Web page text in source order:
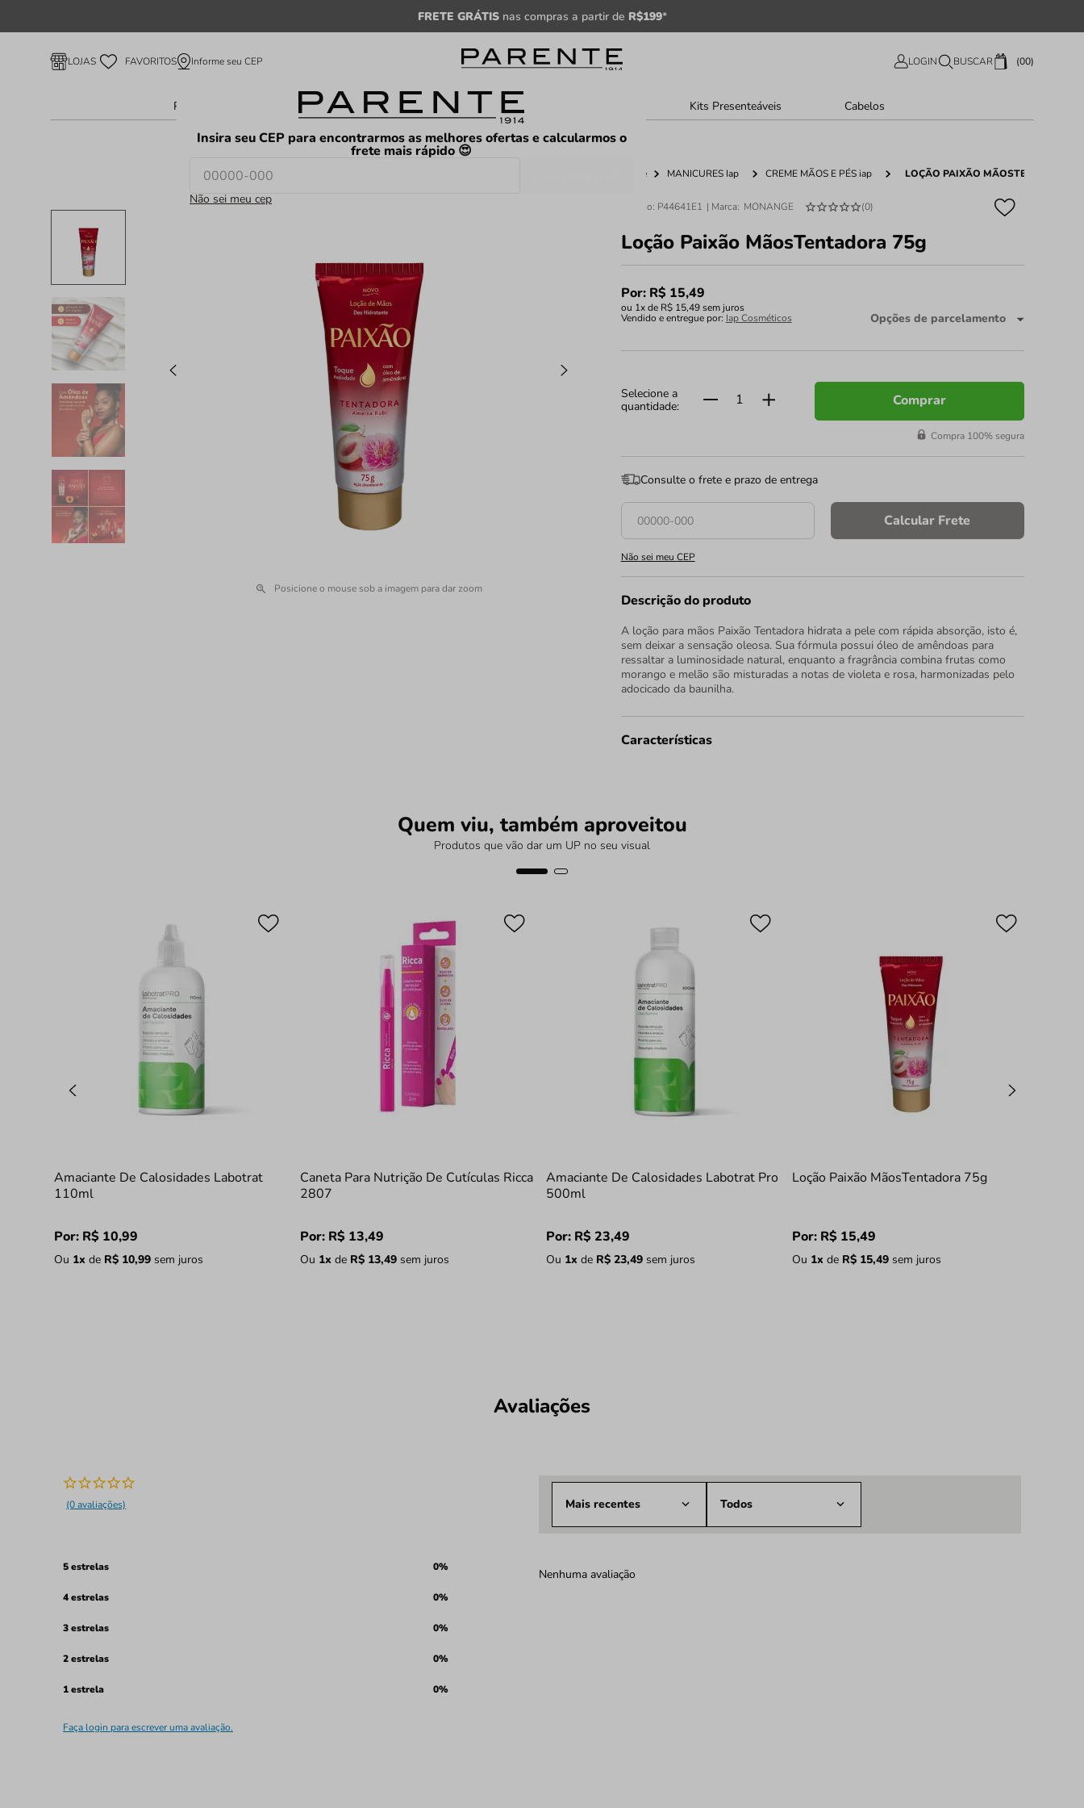
FRETE GRÁTISnas compras a partir de R$199*
LOJAS FAVORITOS Informe seu CEP
Insira seu CEP para encontrarmos as melhores ofertas e calcularmos o
frete mais rápido 😍
Não sei meu cep
LOGIN BUSCAR 00
Perfume Feminino Perfume Masculino Kits Presenteáveis Cabelos
Posicione o mouse sob a imagem para dar zoom
Home MANICURES Iap CREME MÃOS E PÉS iap LOÇÃO PAIXÃO MÃOSTENTADORA
Código: P44641E1 MONANGE (0)
Loção Paixão MãosTentadora 75g
Por: R$ 15,49
ou 1x de R$ 15,49sem juros
Vendido e entregue por: Iap Cosméticos Opções de parcelamento
Comprar
Compra 100% segura
Consulte o frete e prazo de entrega
Calcular Frete
Não sei meu CEP
Descrição do produto
A loção para mãos Paixão Tentadora hidrata a pele com rápida absorção, isto é,
sem deixar a sensação oleosa. Sua fórmula possui óleo de amêndoas para
ressaltar a luminosidade natural, enquanto a fragrância combina frutas como
morango e melão são misturadas a notas de violeta e rosa, harmonizadas pelo
adocicado da baunilha.
Características
Quem viu, também aproveitou
Produtos que vão dar um UP no seu visual
Amaciante De Calosidades Labotrat
110ml
Por: R$ 10,99
Ou 1x de R$ 10,99 sem juros
Caneta Para Nutrição De Cutículas Ricca
2807
Por: R$ 13,49
Ou 1x de R$ 13,49 sem juros
Amaciante De Calosidades Labotrat Pro
500ml
Por: R$ 23,49
Ou 1x de R$ 23,49 sem juros
Loção Paixão MãosTentadora 75g
Por: R$ 15,49
Ou 1x de R$ 15,49 sem juros
Avaliações
(0 avaliações)
5 estrelas 0%
4 estrelas 0%
3 estrelas 0%
2 estrelas 0%
1 estrela 0%
Faça login para escrever uma avaliação.
Mais recentes Todos
Nenhuma avaliação